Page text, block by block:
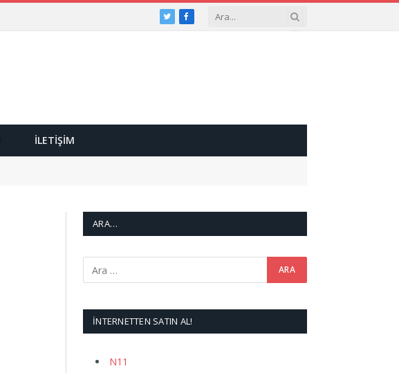
TwitterFacebook
İLETIŞIM
ARA…
İNTERNETTEN SATIN AL!
N11